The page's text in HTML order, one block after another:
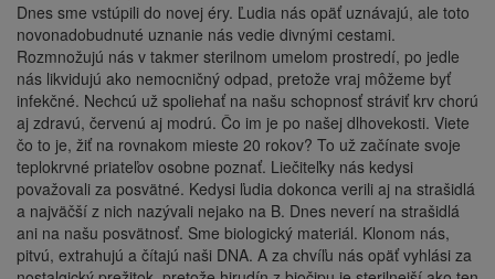
Dnes sme vstúpili do novej éry. Ľudia nás opäť uznávajú, ale toto
novonadobudnuté uznanie nás vedie divnými cestami.
Rozmnožujú nás v takmer sterilnom umelom prostredí, po jedle
nás likvidujú ako nemocničný odpad, pretože vraj môžeme byť
infekčné. Nechcú už spoliehať na našu schopnosť stráviť krv chorú
aj zdravú, červenú aj modrú. Čo im je po našej dlhovekosti. Viete
čo to je, žiť na rovnakom mieste 20 rokov? To už začínate svoje
teplokrvné priateľov osobne poznať. Liečiteľky nás kedysi
považovali za posvätné. Kedysi ľudia dokonca verili aj na strašidlá
a najväčší z nich nazývali nejako na B. Dnes neverí na strašidlá
ani na našu posvätnosť. Sme biologický materiál. Klonom nás,
pitvú, extrahujú a čítajú naši DNA. A za chvíľu nás opäť vyhlási za